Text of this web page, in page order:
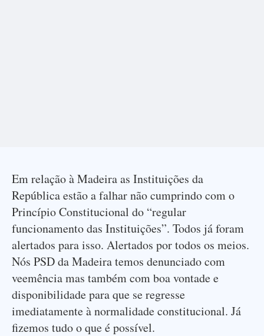
Em relação à Madeira as Instituições da
República estão a falhar não cumprindo com o
Princípio Constitucional do “regular
funcionamento das Instituições”. Todos já foram
alertados para isso. Alertados por todos os meios.
Nós PSD da Madeira temos denunciado com
veemência mas também com boa vontade e
disponibilidade para que se regresse
imediatamente à normalidade constitucional. Já
fizemos tudo o que é possível.